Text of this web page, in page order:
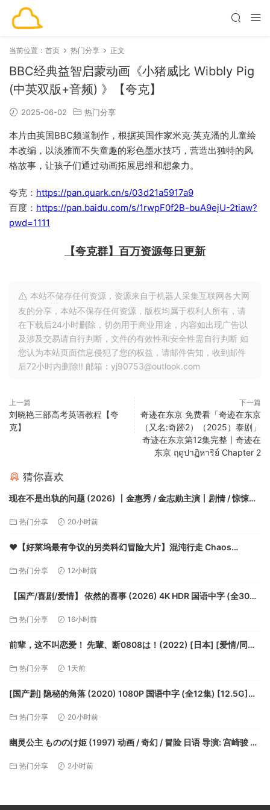
当前位置： 首页 热门分享 正文
BBC经典益智启蒙动画《小猪威比 Wibbly Pig
(中英双版+音频) 》【夸克】
2025-06-02 热门分享
本片由英国BBC频道制作，根据英国作家米克·英克潘的儿童绘
本改编，以淡雅而不失童趣的彩色墨水技巧，营造出独特的风
格故事，让孩子们通过动画拓展思维和想象力。
夸克： https://pan.quark.cn/s/03d21a5917a9
百度： https://pan.baidu.com/s/1rwpF0f2B-buA9ejU-2tiaw?
pwd=1111
【夸克群】百万资源每日更新
本站不储存任何资源，资源来自于机器人采集互联网各大网
友的分享，本站不保存任何资源，版权均属于权利人所有，请
在下载后24小时删除，切勿用于商业用途，内容如出现广告以
及涉及交易请自行判断，文件的有效性和安全性需自行判断 如
您认为本站页面信息侵犯了您的权益，请邮件告知，收到邮件
后72小时内删除!! 邮箱：yj90753@outlook.com
上一篇
刘晓艳三部高考英语教程【夸
克】
下一篇
奇迹在东京 免费看「奇迹在东京
（又名:奇跡2）（2025）泰剧」
奇迹在东京第12集完整丨奇迹在
东京 ฤดูปาฏิหาริย์ Chapter 2
猜你喜欢
现在不是出轨的问题 (2026) 丨金惠秀 / 金志勋主演丨剧情 / 惊悚丨
热门分享 20小时前
❤️【好莱坞最有争议的另类科幻冒险大片】混沌行走 Chaos
热门分享 12小时前
【国产/喜剧/爱情】 依然的喜事 (2026) 4K HDR 国语中字 (全30
热门分享 16小时前
前辈，这不叫恋爱！ 先輩、断0808は！(2022) [日本] [爱情/同性]
热门分享 1天前
[国产剧] 隐秘的角落 (2020) 1080P 国语中字 (全12集) [12.5G]
热门分享 20小时前
幽灵公主 もののけ姫 (1997) 动画 / 奇幻 / 冒险 日语 导演: 宫崎骏 又
热门分享 2小时前